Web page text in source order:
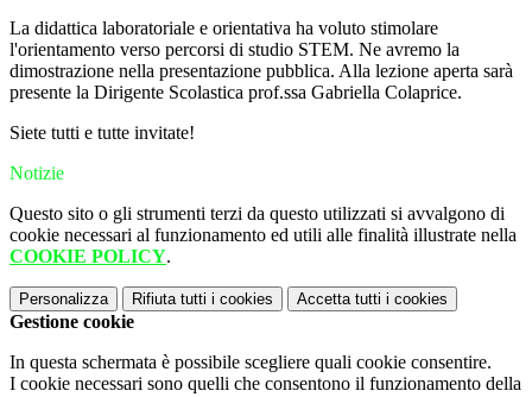
La didattica laboratoriale e orientativa ha voluto stimolare
l'orientamento verso percorsi di studio STEM. Ne avremo la
dimostrazione nella presentazione pubblica. Alla lezione aperta sarà
presente la Dirigente Scolastica prof.ssa Gabriella Colaprice.
Siete tutti e tutte invitate!
Notizie
Questo sito o gli strumenti terzi da questo utilizzati si avvalgono di
cookie necessari al funzionamento ed utili alle finalità illustrate nella
COOKIE POLICY.
Personalizza Rifiuta tutti i cookies Accetta tutti i cookies
Gestione cookie
In questa schermata è possibile scegliere quali cookie consentire.
I cookie necessari sono quelli che consentono il funzionamento della